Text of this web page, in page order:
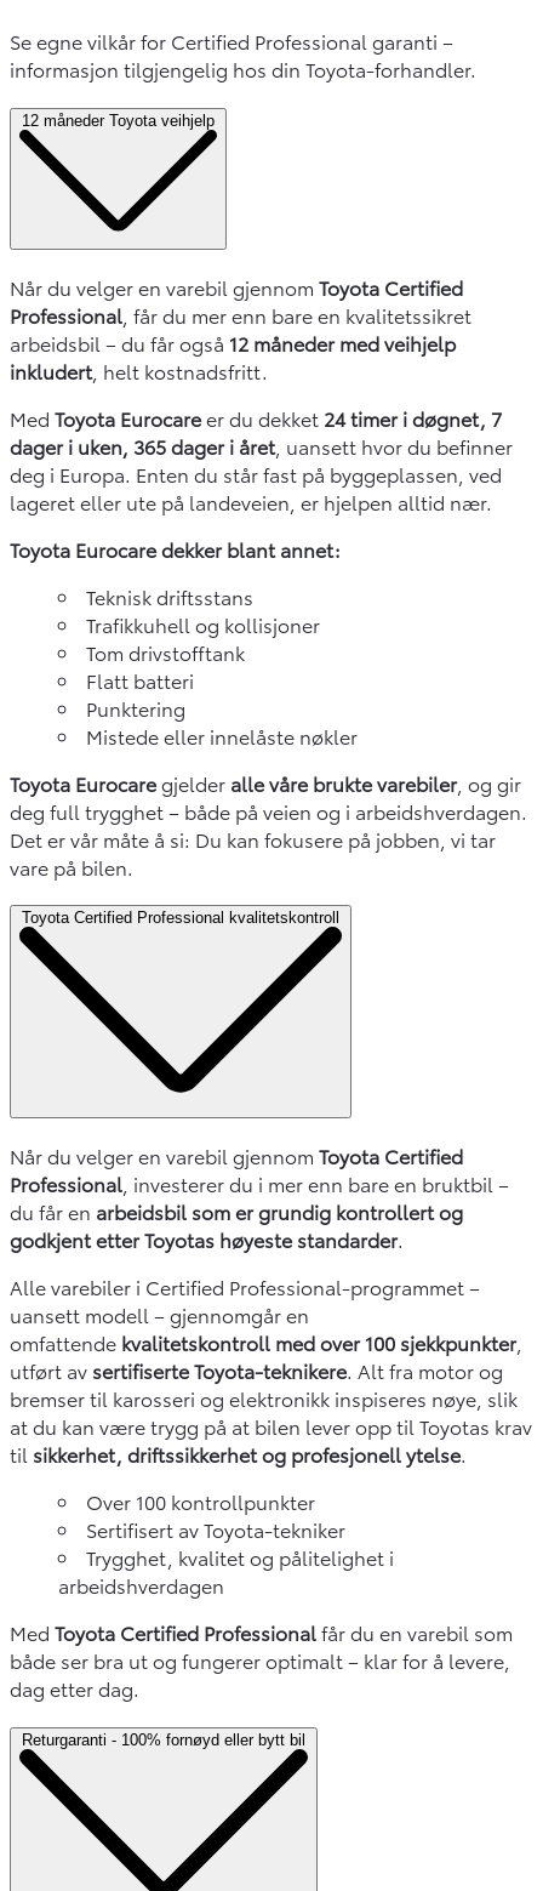
Se egne vilkår for Certified Professional garanti –
informasjon tilgjengelig hos din Toyota-forhandler.
12 måneder Toyota veihjelp
Når du velger en varebil gjennom Toyota Certified
Professional , får du mer enn bare en kvalitetssikret
arbeidsbil – du får også 12 måneder med veihjelp
inkludert , helt kostnadsfritt.
Med Toyota Eurocareer du dekket 24 timer i døgnet, 7
dager i uken, 365 dager i året , uansett hvor du befinner
deg i Europa. Enten du står fast på byggeplassen, ved
lageret eller ute på landeveien, er hjelpen alltid nær.
Toyota Eurocare dekker blant annet:
Teknisk driftsstans
Trafikkuhell og kollisjoner
Tom drivstofftank
Flatt batteri
Punktering
Mistede eller innelåste nøkler
Toyota Eurocaregjelder alle våre brukte varebiler, og gir
deg full trygghet – både på veien og i arbeidshverdagen.
Det er vår måte å si: Du kan fokusere på jobben, vi tar
vare på bilen.
Toyota Certified Professional kvalitetskontroll
Når du velger en varebil gjennom Toyota Certified
Professional , investerer du i mer enn bare en bruktbil –
du får en arbeidsbil som er grundig kontrollert og
godkjent etter Toyotas høyeste standarder.
Alle varebiler i Certified Professional-programmet –
uansett modell – gjennomgår en
omfattende kvalitetskontroll med over 100 sjekkpunkter,
utført av sertifiserte Toyota-teknikere. Alt fra motor og
bremser til karosseri og elektronikk inspiseres nøye, slik
at du kan være trygg på at bilen lever opp til Toyotas krav
til sikkerhet, driftssikkerhet og profesjonell ytelse.
Over 100 kontrollpunkter
Sertifisert av Toyota-tekniker
Trygghet, kvalitet og pålitelighet i
arbeidshverdagen
Med Toyota Certified Professionalfår du en varebil som
både ser bra ut og fungerer optimalt – klar for å levere,
dag etter dag.
Returgaranti - 100% fornøyd eller bytt bil